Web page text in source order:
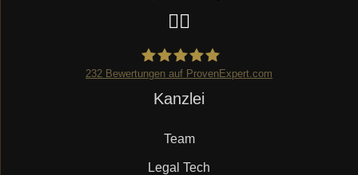
Mueller.legal
232 Bewertungen auf ProvenExpert.com
Kanzlei
Team
Legal Tech